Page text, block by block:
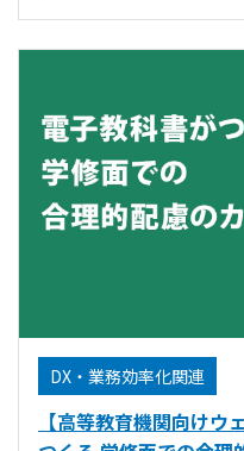
DX・業務効率化関連
【高等教育機関向け